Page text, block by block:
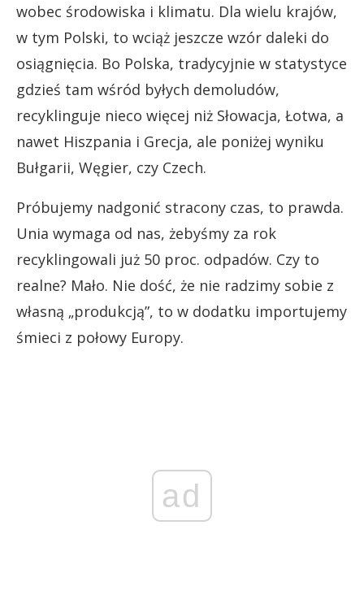
wobec środowiska i klimatu. Dla wielu krajów,
w tym Polski, to wciąż jeszcze wzór daleki do
osiągnięcia. Bo Polska, tradycyjnie w statystyce
gdzieś tam wśród byłych demoludów,
recyklinguje nieco więcej niż Słowacja, Łotwa, a
nawet Hiszpania i Grecja, ale poniżej wyniku
Bułgarii, Węgier, czy Czech.
Próbujemy nadgonić stracony czas, to prawda.
Unia wymaga od nas, żebyśmy za rok
recyklingowali już 50 proc. odpadów. Czy to
realne? Mało. Nie dość, że nie radzimy sobie z
własną „produkcją”, to w dodatku importujemy
śmieci z połowy Europy.
ad